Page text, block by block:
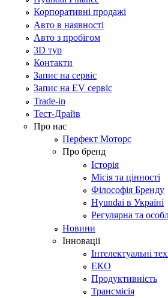
Корпоративні продажі
Авто в наявності
Авто з пробігом
3D тур
Контакти
Запис на сервіс
Запис на EV сервіс
Trade-in
Тест-Драйв
Про нас
Перфект Моторс
Про бренд
Історія
Місія та цінності
Філософія Бренду
Hyundai в Україні
Регулярна та
Новини
Інновації
Інтелектуальні
ЕКО
Продуктивність
Трансмісія